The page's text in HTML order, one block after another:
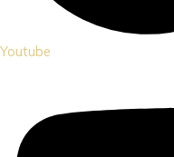
Youtube